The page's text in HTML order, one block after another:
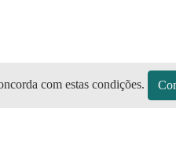
com estas condições.